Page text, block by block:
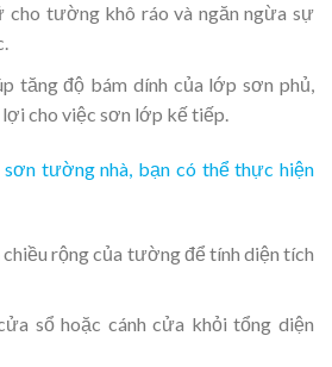
cho tường khô ráo và ngăn ngừa sự
tăng độ bám dính của lớp sơn phủ,
cho việc sơn lớp kế tiếp.
tường nhà, bạn có thể thực hiện
rộng của tường để tính diện tích
sổ hoặc cánh cửa khỏi tổng diện